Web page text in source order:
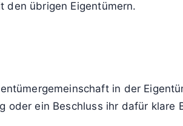
den übrigen Eigentümern.
in der
oder ein Beschluss ihr dafür klare